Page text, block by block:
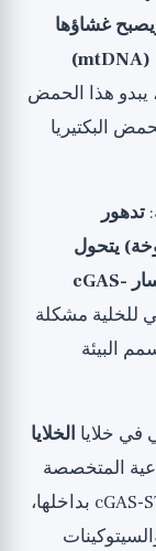
غشاؤها
متسربًا، ويبدأ الحمض النووي للميتوكوندريا (mtDNA)
. بالنسبة لـ cGAS، يبدو هذا الحمض
البكتيريا
تدهور
يتحول
مباشرة إلى محفز للالتهاب المزمن، عبر مسار cGAS-
للخلية مشكلة
البيئة
خلايا الخلايا
المتخصصة
في الجهاز العصبي. عندما يتم تنشيط cGAS-STING بداخلها،